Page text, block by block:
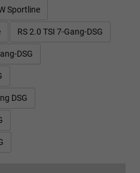
Sportline
RS 2.0 TSI 7-Gang-DSG
DSG
DSG